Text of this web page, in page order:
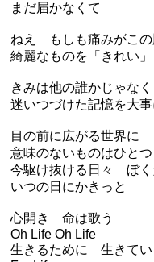
まだ届かなくて
ねえ もしも痛みがこの
綺麗なものを「きれい
きみは他の誰かじゃな
迷いつづけた記憶を大
目の前に広がる世界に
意味のないものはひと
今駆け抜ける日々 ぼく
いつの日にかきっと
心開き 命は歌う
Oh Life Oh Life
生きるために 生きてい